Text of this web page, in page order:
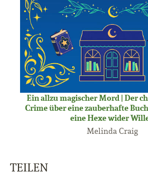
Ein allzu magischer Mord | Der
Crime über eine zauberhafte
eine Hexe wider
Melinda Craig
TEILEN